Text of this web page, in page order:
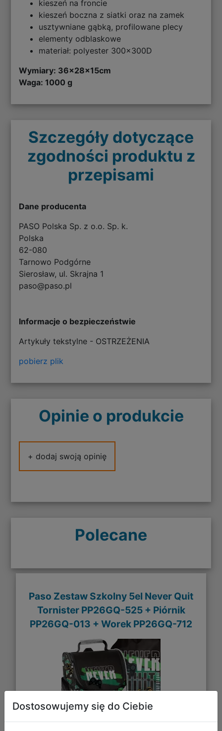
kieszeń na froncie
kieszeń boczna z siatki oraz na zamek
usztywniane gąbką, profilowane plecy
elementy odblaskowe
materiał: polyester 300x300D
Wymiary: 36x28x15cm
Waga: 1000 g
Szczegóły dotyczące
zgodności produktu z
przepisami
Dane producenta
PASO Polska Sp. z o.o. Sp. k.
Polska
62-080
Tarnowo Podgórne
Sierosław, ul. Skrajna 1
paso@paso.pl
Informacje o bezpieczeństwie
Artykuły tekstylne - OSTRZEŻENIA
pobierz plik
Opinie o produkcie
+ dodaj swoją opinię
Polecane
Paso Zestaw Szkolny 5el Never Quit
Tornister PP26GQ-525 + Piórnik
PP26GQ-013 + Worek PP26GQ-712
Dostosowujemy się do Ciebie